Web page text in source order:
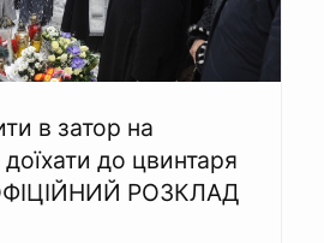
в затор на
до цвинтаря
РОЗКЛАД